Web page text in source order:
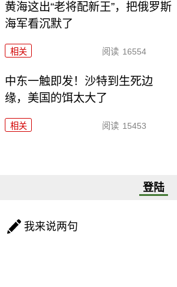
黄海这出“老将配新王”，把俄罗斯
海军看沉默了
相关 阅读 16554
中东一触即发！沙特到生死边
缘，美国的饵太大了
相关 阅读 15453
登陆
我来说两句